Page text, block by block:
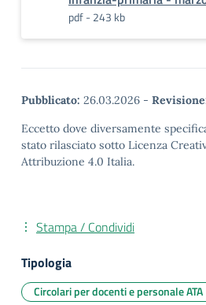
pdf - 243 kb
Pubblicato: 26.03.2026 -
Eccetto dove diversamente
stato rilasciato sotto Licenza
Attribuzione 4.0 Italia.
Stampa / Condividi
Tipologia
Circolari per docenti e personale ATA